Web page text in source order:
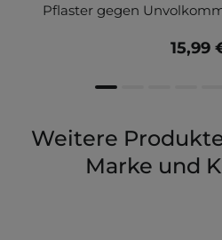
Pflaster gegen
15,99
Weitere
Marke und